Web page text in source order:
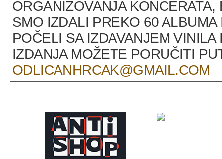
ORGANIZOVANJA
SMO IZDALI PREKO 60
POČELI SA IZDAVANJEM
IZDANJA MOŽETE PORUČITI
ODLICANHRCAK@GMAIL.COM